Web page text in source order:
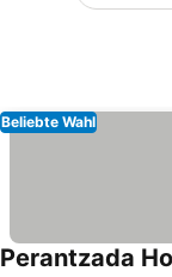
Beliebte Wahl
Perantzada